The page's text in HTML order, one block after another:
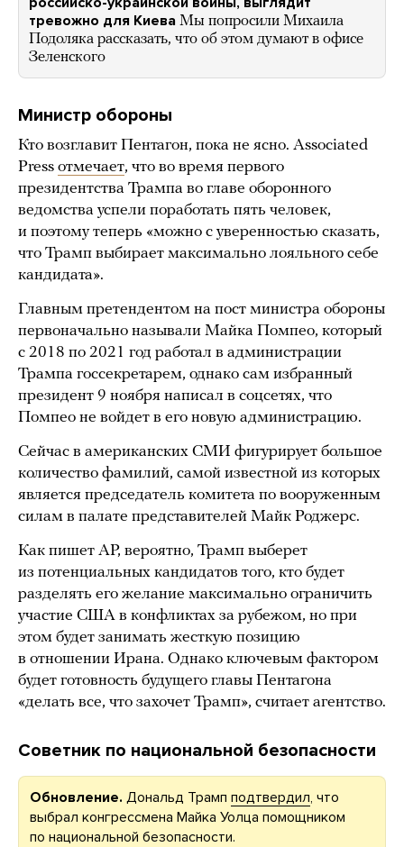
тревожно для Киева Мы попросили Михаила
Подоляка рассказать, что об этом думают в офисе
Зеленского
Министр обороны
Кто возглавит Пентагон, пока не ясно. Associated
Press отмечает, что во время первого
президентства Трампа во главе оборонного
ведомства успели поработать пять человек,
и поэтому теперь «можно с уверенностью сказать,
что Трамп выбирает максимально лояльного себе
кандидата».
Главным претендентом на пост министра обороны
первоначально называли Майка Помпео, который
с 2018 по 2021 год работал в администрации
Трампа госсекретарем, однако сам избранный
президент 9 ноября написал в соцсетях, что
Помпео не войдет в его новую администрацию.
Сейчас в американских СМИ фигурирует большое
количество фамилий, самой известной из которых
является председатель комитета по вооруженным
силам в палате представителей Майк Роджерс.
Как пишет AP, вероятно, Трамп выберет
из потенциальных кандидатов того, кто будет
разделять его желание максимально ограничить
участие США в конфликтах за рубежом, но при
этом будет занимать жесткую позицию
в отношении Ирана. Однако ключевым фактором
будет готовность будущего главы Пентагона
«делать все, что захочет Трамп», считает агентство.
Советник по национальной безопасности
Обновление. Дональд Трамп подтвердил, что
выбрал конгрессмена Майка Уолца помощником
по национальной безопасности.